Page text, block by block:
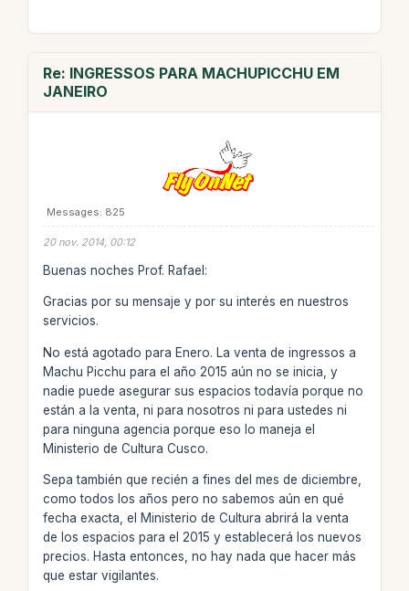
Re: INGRESSOS PARA MACHUPICCHU EM
JANEIRO
Messages: 825
20 nov. 2014, 00:12
Buenas noches Prof. Rafael:
Gracias por su mensaje y por su interés en nuestros
servicios.
No está agotado para Enero. La venta de ingressos a
Machu Picchu para el año 2015 aún no se inicia, y
nadie puede asegurar sus espacios todavía porque no
están a la venta, ni para nosotros ni para ustedes ni
para ninguna agencia porque eso lo maneja el
Ministerio de Cultura Cusco.
Sepa también que recién a fines del mes de diciembre,
como todos los años pero no sabemos aún en qué
fecha exacta, el Ministerio de Cultura abrirá la venta
de los espacios para el 2015 y establecerá los nuevos
precios. Hasta entonces, no hay nada que hacer más
que estar vigilantes.